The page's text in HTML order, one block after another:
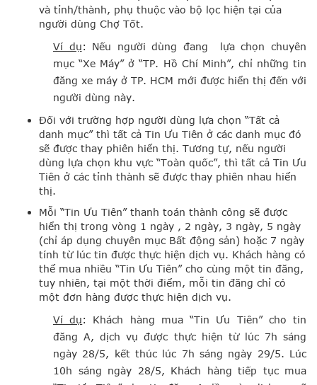
và tỉnh/thành, phụ thuộc vào bộ lọc hiện tại của
người dùng Chợ Tốt.
Ví dụ: Nếu người dùng đang lựa chọn chuyên
mục “Xe Máy” ở “TP. Hồ Chí Minh”, chỉ những tin
đăng xe máy ở TP. HCM mới được hiển thị đến với
người dùng này.
Đối với trường hợp người dùng lựa chọn “Tất cả
danh mục” thì tất cả Tin Ưu Tiên ở các danh mục đó
sẽ được thay phiên hiển thị. Tương tự, nếu người
dùng lựa chọn khu vực “Toàn quốc”, thì tất cả Tin Ưu
Tiên ở các tỉnh thành sẽ được thay phiên nhau hiển
thị.
Mỗi “Tin Ưu Tiên” thanh toán thành công sẽ được
hiển thị trong vòng 1 ngày , 2 ngày, 3 ngày, 5 ngày
(chỉ áp dụng chuyên mục Bất động sản) hoặc 7 ngày
tính từ lúc tin được thực hiện dịch vụ. Khách hàng có
thể mua nhiều “Tin Ưu Tiên” cho cùng một tin đăng,
tuy nhiên, tại một thời điểm, mỗi tin đăng chỉ có
một đơn hàng được thực hiện dịch vụ.
Ví dụ: Khách hàng mua “Tin Ưu Tiên” cho tin
đăng A, dịch vụ được thực hiện từ lúc 7h sáng
ngày 28/5, kết thúc lúc 7h sáng ngày 29/5. Lúc
10h sáng ngày 28/5, Khách hàng tiếp tục mua